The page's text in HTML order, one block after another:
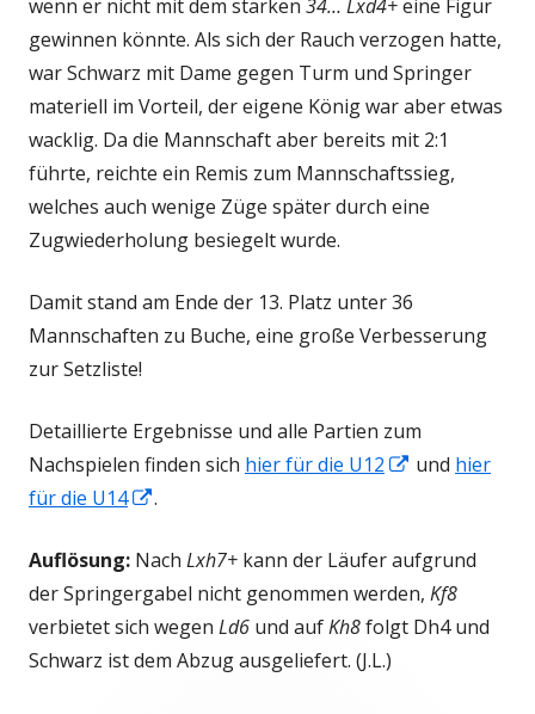
wenn er nicht mit dem starken 34… Lxd4+eine Figur
gewinnen könnte. Als sich der Rauch verzogen hatte,
war Schwarz mit Dame gegen Turm und Springer
materiell im Vorteil, der eigene König war aber etwas
wacklig. Da die Mannschaft aber bereits mit 2:1
führte, reichte ein Remis zum Mannschaftssieg,
welches auch wenige Züge später durch eine
Zugwiederholung besiegelt wurde.
Damit stand am Ende der 13. Platz unter 36
Mannschaften zu Buche, eine große Verbesserung
zur Setzliste!
Detaillierte Ergebnisse und alle Partien zum
Nachspielen finden sich hier für die U12
In
öffnen
und hier
für die U14
In
Fenster
öffnen
.
Auflösung: Nach Lxh7+ kann der Läufer aufgrund
der Springergabel nicht genommen werden, Kf8
verbietet sich wegen Ld6 und aufKh8folgt Dh4 und
Schwarz ist dem Abzug ausgeliefert. (J.L.)